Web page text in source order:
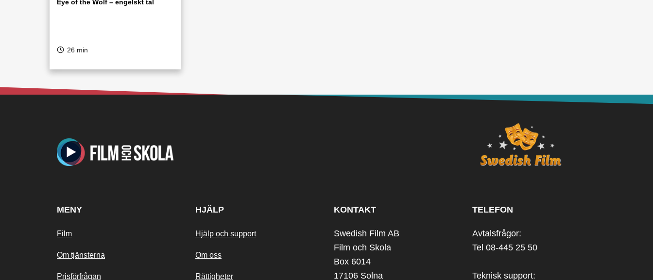
Eye of the Wolf – engelskt tal
26 min
MENY
Film
Om tjänsterna
Prisförfrågan
HJÄLP
Hjälp och support
Om oss
Rättigheter
KONTAKT
Swedish Film AB
Film och Skola
Box 6014
17106 Solna
TELEFON
Avtalsfrågor:
Tel 08-445 25 50
Teknisk support: